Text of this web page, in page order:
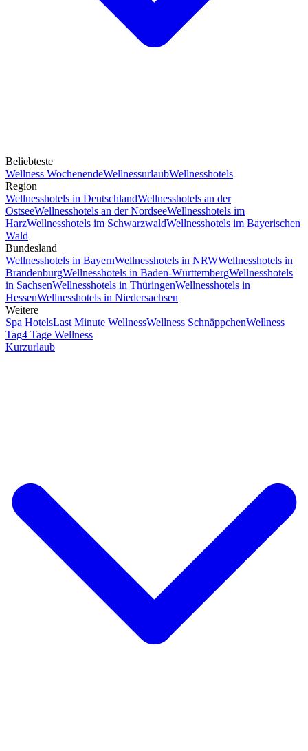
Beliebteste
Wellness WochenendeWellnessurlaubWellnesshotels
Region
Wellnesshotels in DeutschlandWellnesshotels an der
OstseeWellnesshotels an der NordseeWellnesshotels im
HarzWellnesshotels im SchwarzwaldWellnesshotels im Bayerischen
Wald
Bundesland
Wellnesshotels in BayernWellnesshotels in NRWWellnesshotels in
BrandenburgWellnesshotels in Baden-WürttembergWellnesshotels
in SachsenWellnesshotels in ThüringenWellnesshotels in
HessenWellnesshotels in Niedersachsen
Weitere
Spa HotelsLast Minute WellnessWellness SchnäppchenWellness
Tag4 Tage Wellness
Kurzurlaub